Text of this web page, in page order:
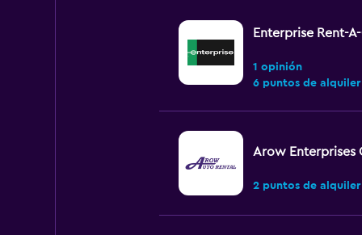
Enterprise Rent-
1 opinión
6 puntos de alquiler
Arow Enterprises
2 puntos de alquiler